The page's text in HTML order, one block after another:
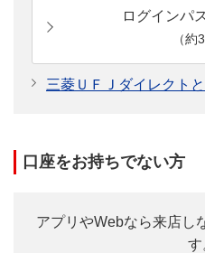
高
MUFGファ
（時価評価
以下の期間は、MUFGフ
ログインパ
（約
三菱ＵＦＪダイレクト
口座をお持ちでない方
アプリやWebなら来店し
す